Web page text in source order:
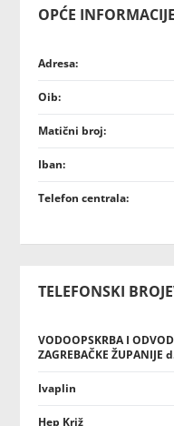
OPĆE INFORMACIJE
Adresa:
Oib:
Matični broj:
Iban:
Telefon centrala:
TELEFONSKI
VODOOPSKRBA I
ZAGREBAČKE ŽUPANIJE
Ivaplin
Hep Križ